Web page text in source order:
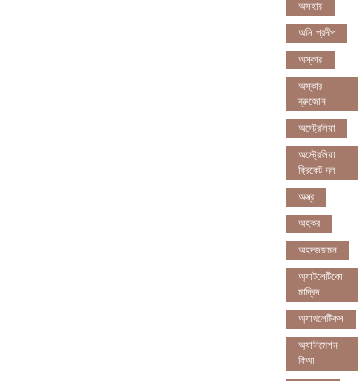
অসহায়
অসি প্রদীপ
অস্কার
অস্কার
ব্রুজোন
অস্ট্রেলিয়া
অস্ট্রেলিয়া
ক্রিকেট দল
অস্ত্র
অহকর
অহদজজমন
অ্যাটলেটিকো
মাদ্রিদ
অ্যাথলেটিকস
অ্যানিমেশন
কিআ